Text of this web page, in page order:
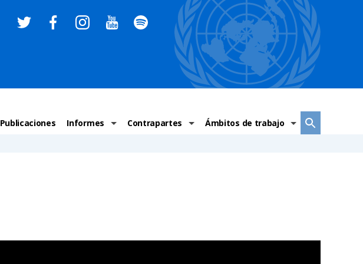
Publicaciones Informes
Examen Periódico Universal – México
Contrapartes
OSC de derechos humanos
Ámbitos de trabajo
Comunicación y promoción